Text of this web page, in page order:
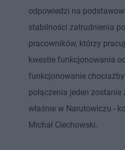
odpowiedzi na
stabilności zatrudnienia
pracowników, którzy
kwestie funkcjonowania
funkcjonowanie chociażby
połączenia jeden
właśnie w Narutowiczu -
Michał Ciechowski.